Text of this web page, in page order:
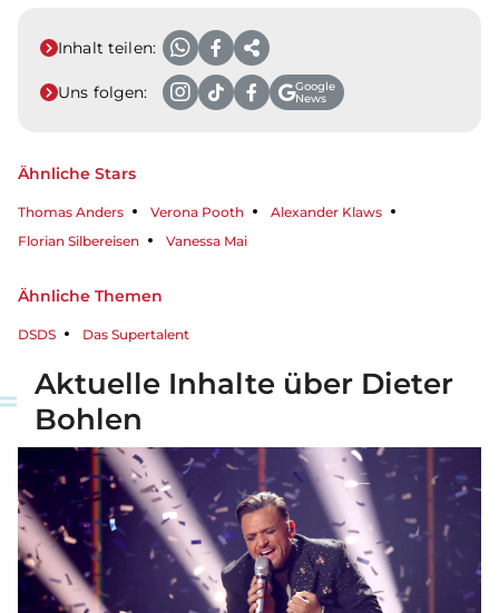
Inhalt teilen:
Uns folgen:
Google
News
Ähnliche Stars
Thomas Anders Verona Pooth
Alexander Klaws
Florian Silbereisen
Vanessa Mai
Ähnliche Themen
DSDS Das Supertalent
Aktuelle Inhalte über Dieter
Bohlen